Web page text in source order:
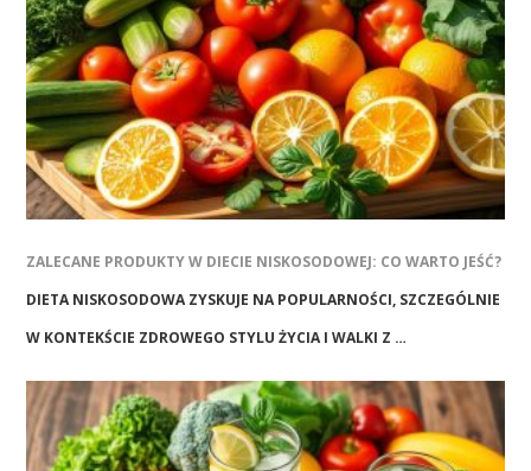
ZALECANE PRODUKTY W DIECIE NISKOSODOWEJ: CO WARTO JEŚĆ?
DIETA NISKOSODOWA ZYSKUJE NA POPULARNOŚCI, SZCZEGÓLNIE
W KONTEKŚCIE ZDROWEGO STYLU ŻYCIA I WALKI Z …